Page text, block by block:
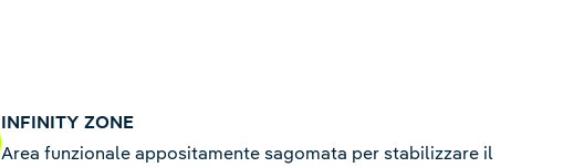
INFINITY ZONE
Area funzionale appositamente sagomata per stabilizzare il